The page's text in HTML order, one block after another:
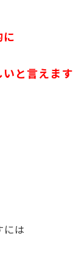
と言えます
は